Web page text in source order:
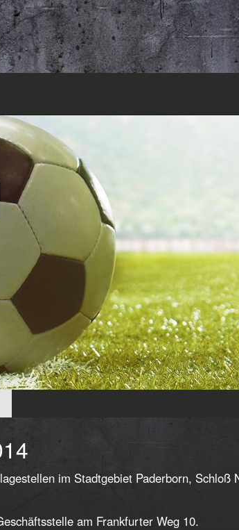
im Stadtgebiet Paderborn, Schloß
am Frankfurter Weg 10.